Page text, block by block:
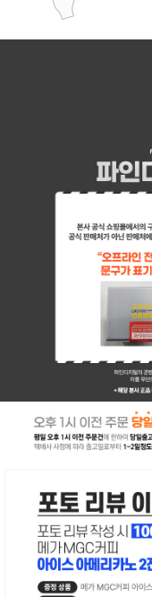
페이코 ID로 페이